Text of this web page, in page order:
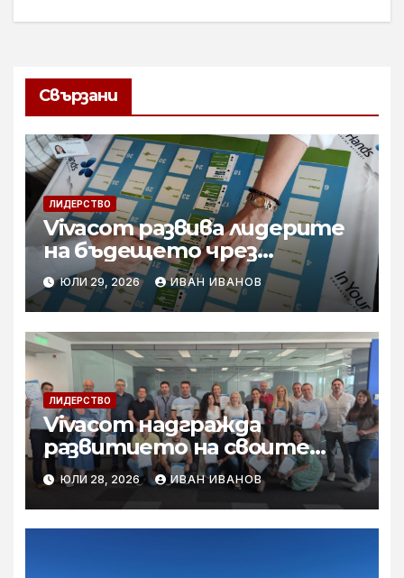
Свързани
ЛИДЕРСТВО
Vivacom развива лидерите
на бъдещето чрез
програмата Lead to Impact
ЮЛИ 29, 2026 ИВАН ИВАНОВ
ЛИДЕРСТВО
Vivacom надгражда
развитието на своите
лидери с нова обучителна
концепция
ЮЛИ 28, 2026 ИВАН ИВАНОВ